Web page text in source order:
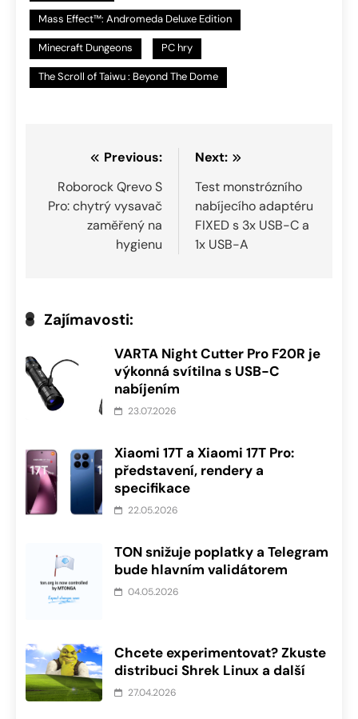
Mass Effect™: Andromeda Deluxe Edition
Minecraft Dungeons PC hry
The Scroll of Taiwu : Beyond The Dome
Navigace
pro
příspěvek
Previous:
Roborock Qrevo S
Pro: chytrý vysavač
zaměřený na
hygienu
Next:
Test monstrózního
nabíjecího adaptéru
FIXED s 3x USB-C a
1x USB-A
Zajímavosti:
VARTA Night Cutter Pro F20R je
výkonná svítilna s USB-C
nabíjením
23.07.2026
Xiaomi 17T a Xiaomi 17T Pro:
představení, rendery a
specifikace
22.05.2026
TON snižuje poplatky a Telegram
bude hlavním validátorem
04.05.2026
Chcete experimentovat? Zkuste
distribuci Shrek Linux a další
27.04.2026